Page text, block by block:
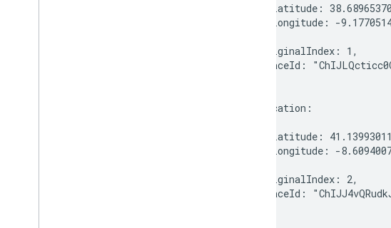
latitude:
longitude: -
      originalIndex: 1,
placeId:
      location:
latitude:
longitude: -
      originalIndex: 2,
placeId: